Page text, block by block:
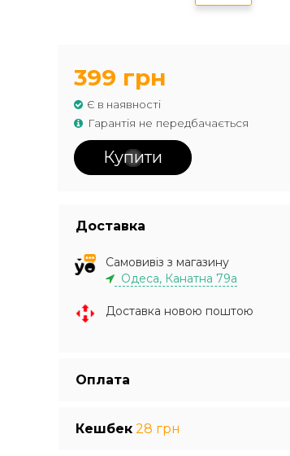
399 грн
Є в наявності
Гарантія не передбачається
Купити
Доставка
Самовивіз з магазину
Одеса, Канатна 79а
Доставка новою поштою
Оплата
Кешбек 28 грн